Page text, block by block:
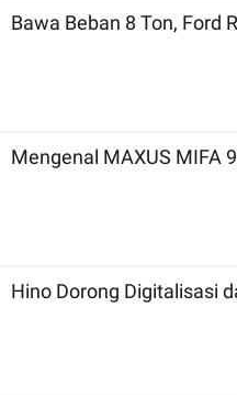
Bawa Beban 8 Ton, Ford
Mengenal MAXUS MIFA
Hino Dorong Digitalisasi